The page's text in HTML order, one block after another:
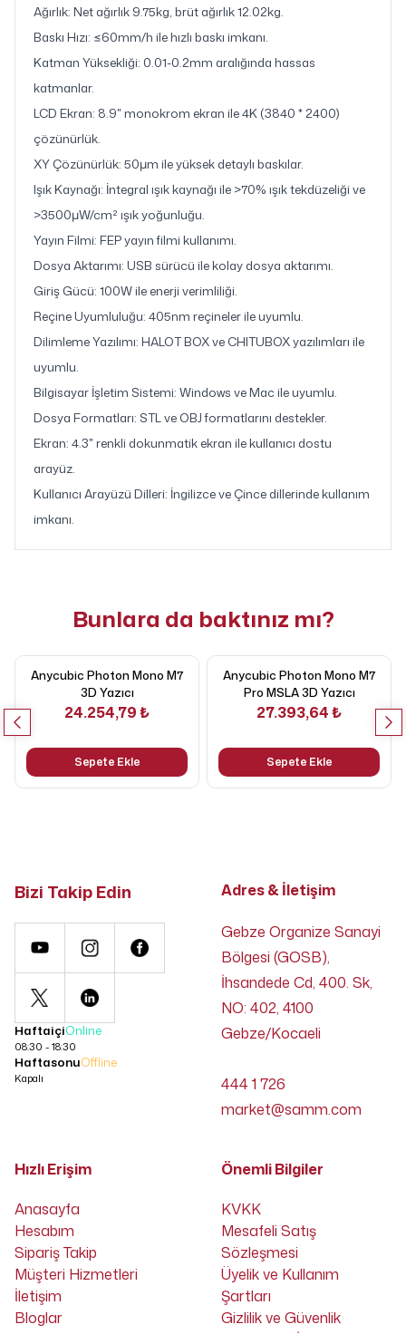
Ağırlık: Net ağırlık 9.75kg, brüt ağırlık 12.02kg.
Baskı Hızı: ≤60mm/h ile hızlı baskı imkanı.
Katman Yüksekliği: 0.01-0.2mm aralığında hassas
katmanlar.
LCD Ekran: 8.9" monokrom ekran ile 4K (3840 * 2400)
çözünürlük.
XY Çözünürlük: 50μm ile yüksek detaylı baskılar.
Işık Kaynağı: İntegral ışık kaynağı ile >70% ışık tekdüzeliği ve
>3500μW/cm² ışık yoğunluğu.
Yayın Filmi: FEP yayın filmi kullanımı.
Dosya Aktarımı: USB sürücü ile kolay dosya aktarımı.
Giriş Gücü: 100W ile enerji verimliliği.
Reçine Uyumluluğu: 405nm reçineler ile uyumlu.
Dilimleme Yazılımı: HALOT BOX ve CHITUBOX yazılımları ile
uyumlu.
Bilgisayar İşletim Sistemi: Windows ve Mac ile uyumlu.
Dosya Formatları: STL ve OBJ formatlarını destekler.
Ekran: 4.3" renkli dokunmatik ekran ile kullanıcı dostu
arayüz.
Kullanıcı Arayüzü Dilleri: İngilizce ve Çince dillerinde kullanım
imkanı.
Bunlara da baktınız mı?
Anycubic Photon Mono M7
3D Yazıcı
24.254,79 ₺
Sepete Ekle
Anycubic Photon Mono M7
Pro MSLA 3D Yazıcı
27.393,64 ₺
Sepete Ekle
Bizi Takip Edin
HaftaiçiOnline
08:30 - 18:30
HaftasonuOffline
Kapalı
Adres & İletişim
Gebze Organize Sanayi
Bölgesi (GOSB),
İhsandede Cd, 400. Sk,
NO: 402, 4100
Gebze/Kocaeli
444 1 726
market@samm.com
Hızlı Erişim
Anasayfa
Hesabım
Sipariş Takip
Müşteri Hizmetleri
İletişim
Bloglar
Önemli Bilgiler
KVKK
Mesafeli Satış
Sözleşmesi
Üyelik ve Kullanım
Şartları
Gizlilik ve Güvenlik